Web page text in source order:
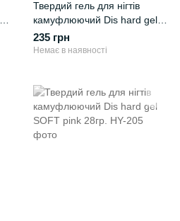
Твердий гель для нігтів
камуфлюючий Dis hard gel
STRIKE pink 28гр.
235 грн
Немає в наявності